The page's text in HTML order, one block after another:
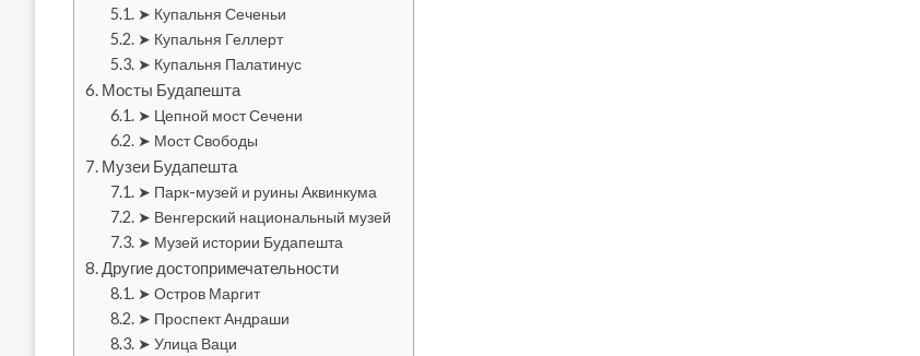
➤ Купальня Сеченьи
➤ Купальня Геллерт
➤ Купальня Палатинус
Мосты Будапешта
➤ Цепной мост Сечени
➤ Мост Свободы
Музеи Будапешта
➤ Парк-музей и руины Аквинкума
➤ Венгерский национальный музей
➤ Музей истории Будапешта
Другие достопримечательности
➤ Остров Маргит
➤ Проспект Андраши
➤ Улица Ваци